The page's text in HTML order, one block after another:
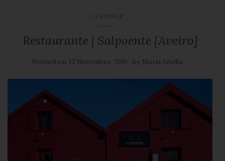
LIFESTYLE ...
Restaurante | Salpoente [Aveiro]
Posted on 22 Novembro, 2016 by Maria Amélia